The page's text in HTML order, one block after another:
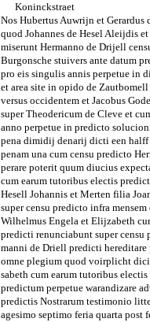
Koninckstraet
Nos Hubertus Auwrijn et
quod Johannes de Hesel Aleijdis
miserunt Hermanno de Drijell
Burgonsche stuivers ante datum
pro eis singulis annis perpetue in
et area site in opido de
versus occidentem et Jacobus
super Theodericum de Cleve et
anno perpetue in predicto
pena dimidij denarij dicti een halff
penam una cum censu predicto
perare poterit quum diucius
cum earum tutoribus electis
Hesell Johannis et Merten filia
super censu predicto infra
Wilhelmus Engela et Elijzabeth
predicti renunciabunt super censu
manni de Driell predicti hereditare
omne plegium quod voirplicht
sabeth cum earum tutoribus
predictum perpetue warandizare
predictis Nostrarum testimonio
agesimo septimo feria quarta post